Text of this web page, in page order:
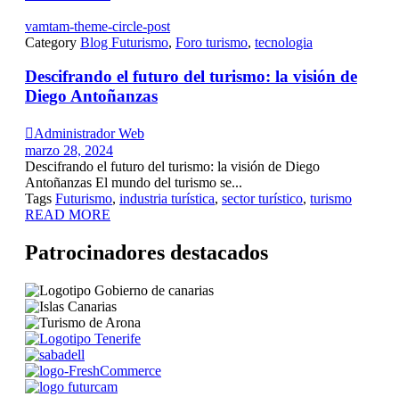
vamtam-theme-circle-post
Category Blog Futurismo, Foro turismo, tecnologia
Descifrando el futuro del turismo: la visión de
Diego Antoñanzas
Administrador Web
marzo 28, 2024
Descifrando el futuro del turismo: la visión de Diego
Antoñanzas El mundo del turismo se...
Tags Futurismo, industria turística, sector turístico, turismo
READ MORE
Patrocinadores destacados